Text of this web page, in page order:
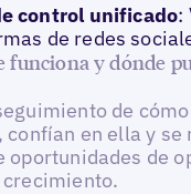
control unificado:
de redes
funciona y dónde
de
confían en ella y
oportunidades de
crecimiento.